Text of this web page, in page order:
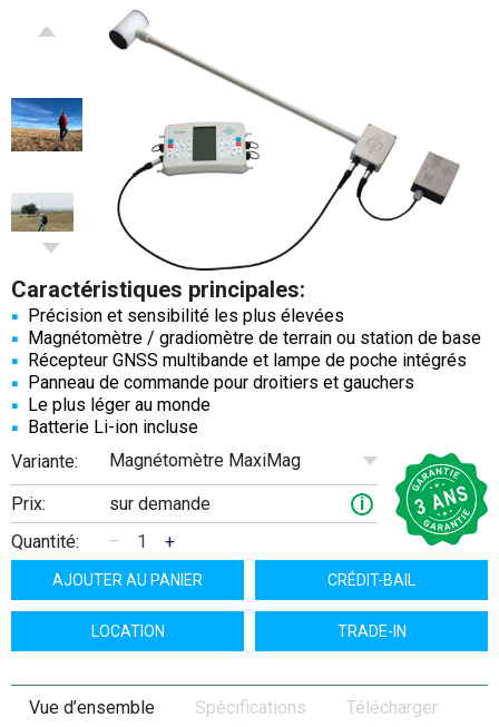
Caractéristiques principales:
Précision et sensibilité les plus élevées
Magnétomètre / gradiomètre de terrain ou station de base
Récepteur GNSS multibande et lampe de poche intégrés
Panneau de commande pour droitiers et gauchers
Le plus léger au monde
Batterie Li-ion incluse
Variante:
Magnétomètre MaxiMag
Prix: sur demande
i
Quantité:
– +
AJOUTER AU PANIER CRÉDIT-BAIL
LOCATION TRADE-IN
Vue d’ensemble Spécifications Télécharger